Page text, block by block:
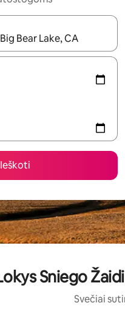
rezultatai, juos naršyti galite
Ieškoti
Sniego
Svečiai